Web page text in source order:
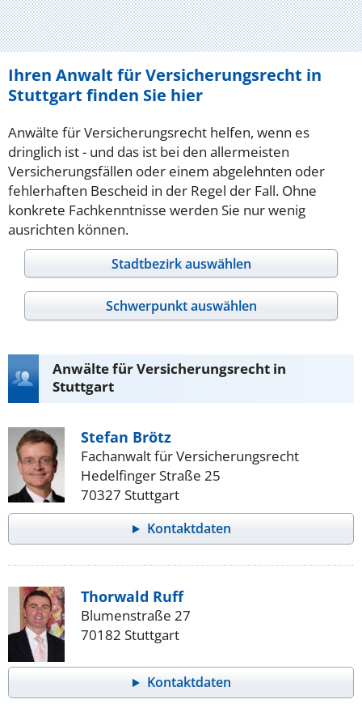
Ihren Anwalt für Versicherungsrecht in
Stuttgart finden Sie hier
Anwälte für Versicherungsrecht helfen, wenn es
dringlich ist - und das ist bei den allermeisten
Versicherungsfällen oder einem abgelehnten oder
fehlerhaften Bescheid in der Regel der Fall. Ohne
konkrete Fachkenntnisse werden Sie nur wenig
ausrichten können.
Stadtbezirk auswählen
Schwerpunkt auswählen
Anwälte für Versicherungsrecht in
Stuttgart
Stefan Brötz
Fachanwalt für Versicherungsrecht
Hedelfinger Straße 25
70327 Stuttgart
Kontaktdaten
Thorwald Ruff
Blumenstraße 27
70182 Stuttgart
Kontaktdaten